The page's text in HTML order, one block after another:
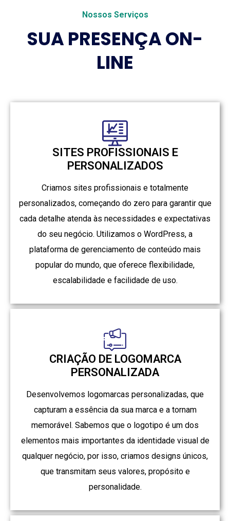
Nossos Serviços
SUA PRESENÇA ON-
LINE
SITES PROFISSIONAIS E
PERSONALIZADOS
Criamos sites profissionais e totalmente
personalizados, começando do zero para garantir que
cada detalhe atenda às necessidades e expectativas
do seu negócio. Utilizamos o WordPress, a
plataforma de gerenciamento de conteúdo mais
popular do mundo, que oferece flexibilidade,
escalabilidade e facilidade de uso.
CRIAÇÃO DE LOGOMARCA
PERSONALIZADA
Desenvolvemos logomarcas personalizadas, que
capturam a essência da sua marca e a tornam
memorável. Sabemos que o logotipo é um dos
elementos mais importantes da identidade visual de
qualquer negócio, por isso, criamos designs únicos,
que transmitam seus valores, propósito e
personalidade.